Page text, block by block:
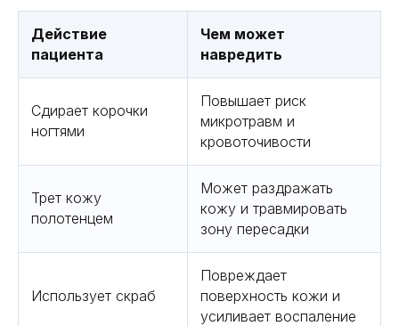
Действие
пациента
Чем может
навредить
Сдирает корочки
ногтями
Повышает риск
микротравм и
кровоточивости
Трет кожу
полотенцем
Может раздражать
кожу и травмировать
зону пересадки
Использует скраб
Повреждает
поверхность кожи и
усиливает воспаление